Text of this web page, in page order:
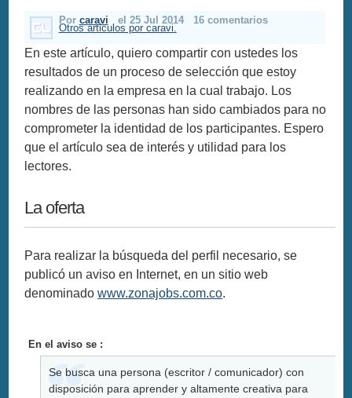
Por caravi el 25 Jul 2014 16 comentarios
Otros articulos por caravi.
En este artículo, quiero compartir con ustedes los
resultados de un proceso de selección que estoy
realizando en la empresa en la cual trabajo. Los
nombres de las personas han sido cambiados para no
comprometer la identidad de los participantes. Espero
que el artículo sea de interés y utilidad para los
lectores.
La oferta
Para realizar la búsqueda del perfil necesario, se
publicó un aviso en Internet, en un sitio web
denominadowww.zonajobs.com.co.
En el aviso se :
Se busca una persona (escritor / comunicador) con
disposición para aprender y altamente creativa para